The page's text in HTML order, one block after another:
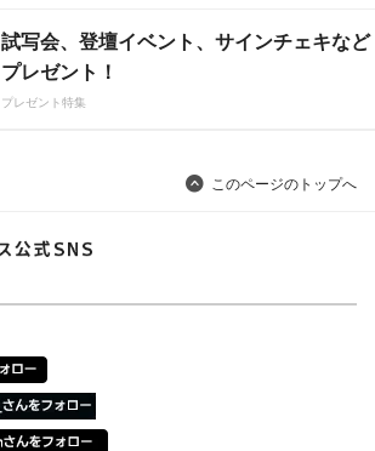
試写会、登壇イベント、サインチェキなど
プレゼント！
プレゼント特集
このページのトップへ